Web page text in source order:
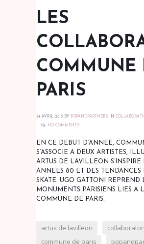
LES
COMMUNE
PARIS
24 AVRIL 2015 BY POPANDPARTNERS IN
NO COMMENTS
EN CE DEBUT D’ANNEE,
S’ASSOCIE A DEUX ARTISTES,
ARTUS DE LAVILLEON S’INSPIRE
ANNEES 80 ET DES TENDANCES
SKATE. UGO GATTONI REPREND
MONUMENTS PARISIENS LIES A
COMMUNE DE PARIS.
artus de lavilleon
collaboraton
commune de paris